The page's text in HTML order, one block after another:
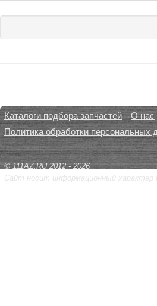
Каталоги подбора запчастей О нас
Политика обработки персональных
© 111AZ.RU 2012 - 2026
Сайт носит информационный характер